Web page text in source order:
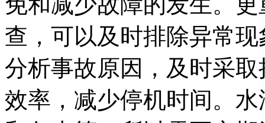
查，可以及时排除异常
分析事故原因，及时采
效率，减少停机时间。